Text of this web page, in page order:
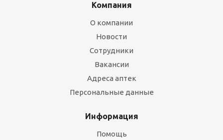
Компания
О компании
Новости
Сотрудники
Вакансии
Адреса аптек
Персональные данные
Информация
Помощь